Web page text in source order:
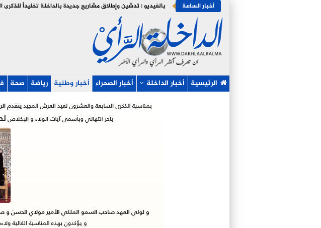
أخبار الساعة
الرئيسية أخبار الداخلة أخبار الصحراء أخبار وطنية رياضة صحة